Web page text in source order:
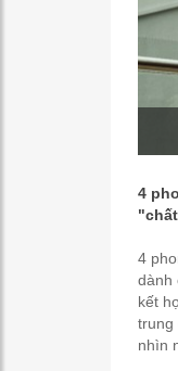
4
4
dành
kết
trung
nhìn